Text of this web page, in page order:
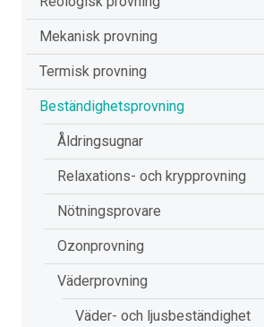
Mekanisk provning
Termisk provning
Beständighetsprovning
Åldringsugnar
Relaxations- och krypprovning
Nötningsprovare
Ozonprovning
Väderprovning
Väder- och ljusbeständighet